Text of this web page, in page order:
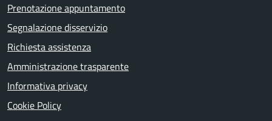
Prenotazione appuntamento
Segnalazione disservizio
Richiesta assistenza
Amministrazione trasparente
Informativa privacy
Cookie Policy